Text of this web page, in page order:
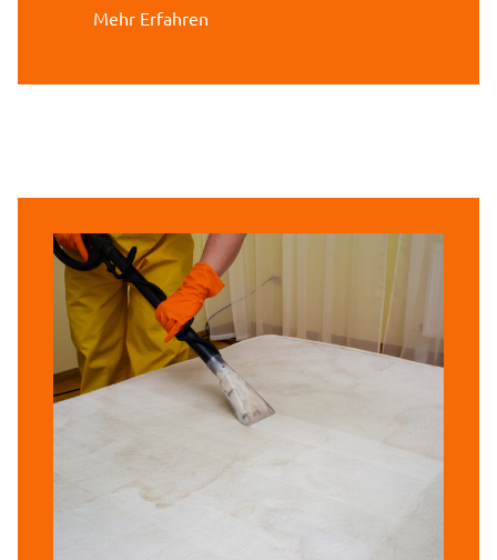
Mehr Erfahren